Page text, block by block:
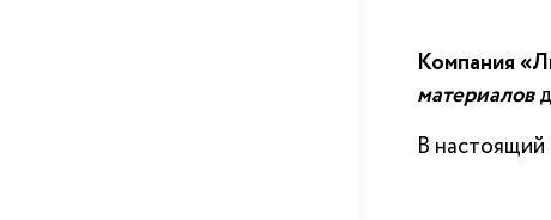
Компания
материалов
В настоящий